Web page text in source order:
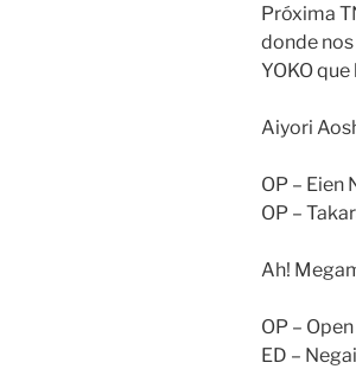
Próxima
donde
YOKO
Aiyori
OP – Eien
OP –
Ah!
OP –
ED – Negai